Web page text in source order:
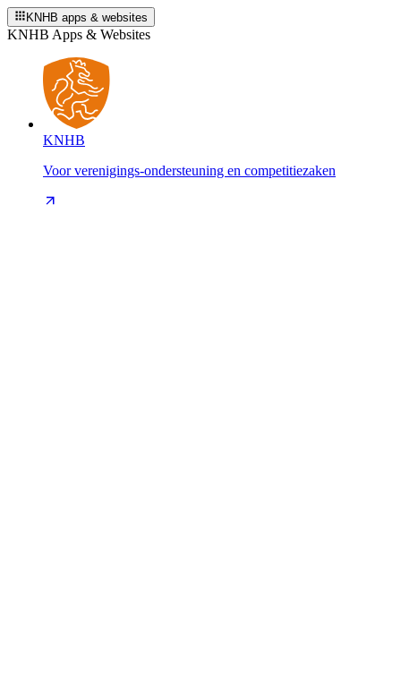
KNHB apps & websites
KNHB Apps & Websites
KNHB
Voor verenigings-ondersteuning en competitiezaken